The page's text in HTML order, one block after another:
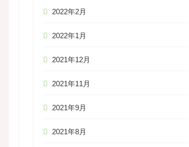
2022年2月
2022年1月
2021年12月
2021年11月
2021年9月
2021年8月